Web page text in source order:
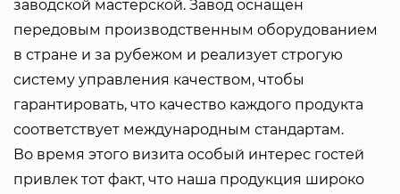
заводской мастерской. Завод оснащен
передовым производственным оборудованием
в стране и за рубежом и реализует строгую
систему управления качеством, чтобы
гарантировать, что качество каждого продукта
соответствует международным стандартам.
Во время этого визита особый интерес гостей
привлек тот факт, что наша продукция широко